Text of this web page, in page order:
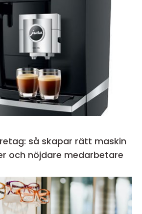
så skapar rätt maskin
och nöjdare medarbetare